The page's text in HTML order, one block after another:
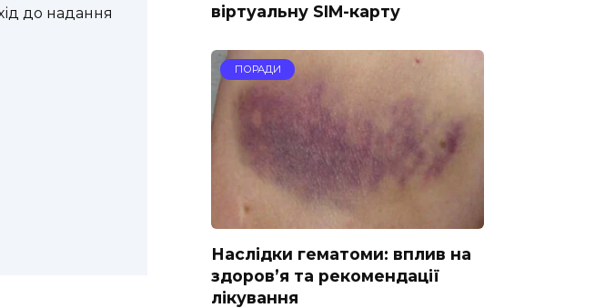
до надання
віртуальну SIM-карту
ПОРАДИ
Наслідки гематоми: вплив на
здоров’я та рекомендації
лікування